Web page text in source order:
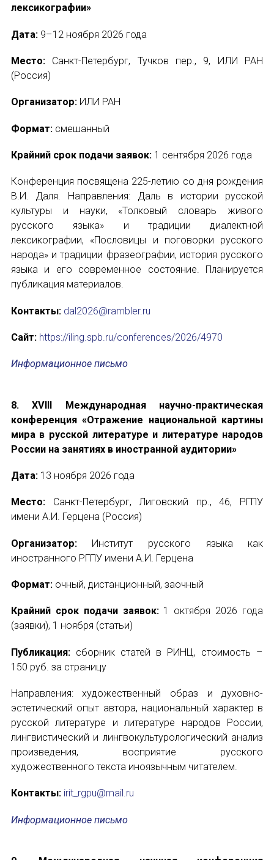
лексикографии»
Дата:9–12 ноября 2026 года
Место:Санкт-Петербург, Тучков пер., 9, ИЛИ РАН
(Россия)
Организатор:ИЛИ РАН
Формат:смешанный
Крайний срок подачи заявок:1 сентября 2026 года
Конференция посвящена 225-летию со дня рождения
В.И. Даля. Направления: Даль в истории русской
культуры и науки, «Толковый словарь живого
русского языка» и традиции диалектной
лексикографии, «Пословицы и поговорки русского
народа» и традиции фразеографии, история русского
языка и его современное состояние. Планируется
публикация материалов.
Контакты: dal2026@rambler.ru
Сайт: https://iling.spb.ru/conferences/2026/4970
Информационное письмо
8. ХVIII Международная научно-практическая
конференция «Отражение национальной картины
мира в русской литературе и литературе народов
России на занятиях в иностранной аудитории»
Дата:13 ноября 2026 года
Место:Санкт-Петербург, Лиговский пр., 46, РГПУ
имени А.И. Герцена (Россия)
Организатор:Институт русского языка как
иностранного РГПУ имени А.И. Герцена
Формат: очный, дистанционный, заочный
Крайний срок подачи заявок:1 октября 2026 года
(заявки), 1 ноября (статьи)
Публикация: сборник статей в РИНЦ, стоимость –
150 руб. за страницу
Направления: художественный образ и духовно-
эстетический опыт автора, национальный характер в
русской литературе и литературе народов России,
лингвистический и лингвокультурологический анализ
произведения, восприятие русского
художественного текста иноязычным читателем.
Контакты: irit_rgpu@mail.ru
Информационное письмо